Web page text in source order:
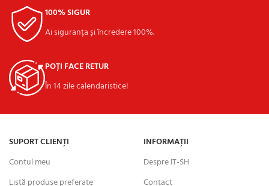
100% SIGUR
Ai siguranța și încredere 100%.
POȚI FACE RETUR
În 14 zile calendaristice!
SUPORT CLIENȚI
Contul meu
Listă produse preferate
INFORMAȚII
Despre IT-SH
Contact